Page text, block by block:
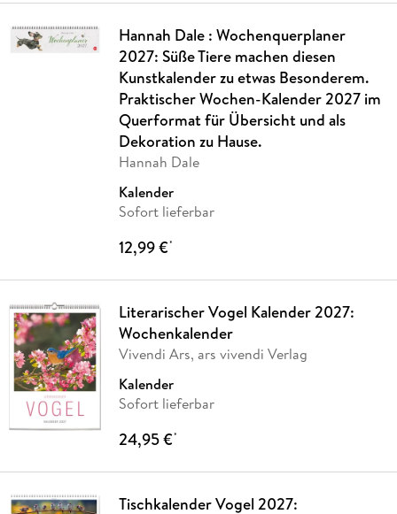
Hannah Dale : Wochenquerplaner
2027: Süße Tiere machen diesen
Kunstkalender zu etwas Besonderem.
Praktischer Wochen-Kalender 2027 im
Querformat für Übersicht und als
Dekoration zu Hause.
Hannah Dale
Kalender
Sofort lieferbar
12,99 €*
Literarischer Vogel Kalender 2027:
Wochenkalender
Vivendi Ars, ars vivendi Verlag
Kalender
Sofort lieferbar
24,95 €*
Tischkalender Vogel 2027: